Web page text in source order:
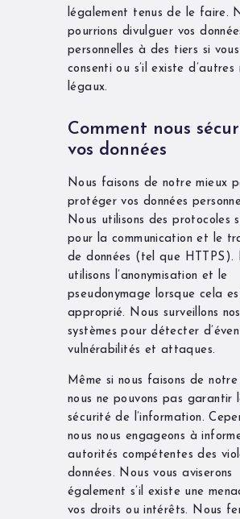
légalement tenus de le faire.
pourrions divulguer vos
personnelles à des tiers si
consenti ou s’il existe d’autres
légaux.
Comment nous
vos données
Nous faisons de notre mieux
protéger vos données
Nous utilisons des protocoles
pour la communication et le
de données (tel que HTTPS).
utilisons l’anonymisation et le
pseudonymage lorsque cela
approprié. Nous surveillons nos
systèmes pour détecter
vulnérabilités et attaques.
Même si nous faisons de notre
nous ne pouvons pas garantir
sécurité de l’information.
nous nous engageons à
autorités compétentes des
données. Nous vous aviserons
également s’il existe une
vos droits ou intérêts. Nous